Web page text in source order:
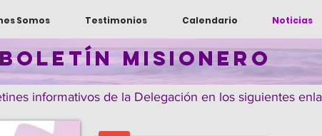
Somos Testimonios Calendario Noticias
BOLETÍN MISIONERO
informativos de la Delegación en los siguientes